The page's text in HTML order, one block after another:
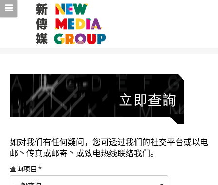
如对我们有任何疑问，您可透过我们的社交平台或以电
邮丶传真或邮寄丶或致电热线联络我们。
查询项目 *